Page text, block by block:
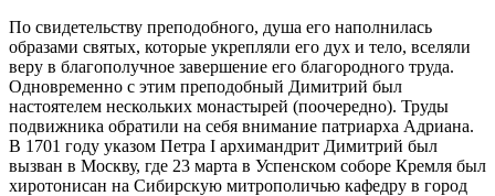
По свидетельству преподобного, душа его наполнилась
образами святых, которые укрепляли его дух и тело, вселяли
веру в благополучное завершение его благородного труда.
Одновременно с этим преподобный Димитрий был
настоятелем нескольких монастырей (поочередно). Труды
подвижника обратили на себя внимание патриарха Адриана.
В 1701 году указом Петра I архимандрит Димитрий был
вызван в Москву, где 23 марта в Успенском соборе Кремля был
хиротонисан на Сибирскую митрополичью кафедру в город